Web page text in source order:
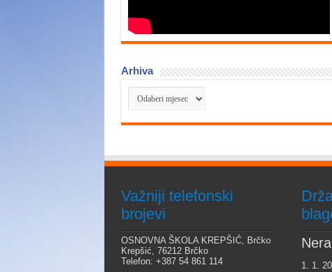
Arhiva
Arhiva
Važniji telefonski
brojevi
OSNOVNA ŠKOLA KREPŠIĆ, Brčko
Krepšić, 76212 Brčko
Telefon: +387 54 861 114
1. 1.